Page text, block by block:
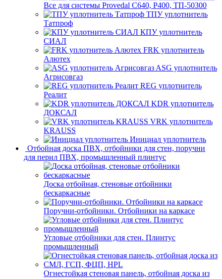
Все для системы Provedal С640, Р400, ТП-50300
ТПУ уплотнитель
Татпроф
КПУ уплотнитель
СИАЛ
FRK уплотнитель
Алютех
ASG уплотнитель
Агрисовгаз
REG уплотнитель
Реалит
KDR уплотнитель
ДОКСАЛ
VRK уплотнитель
KRAUSS
Инициал уплотнитель
Отбойная доска ПВХ, отбойники для стен, поручни
для перил ПВХ, промышленный плинтус
Доска отбойная, стеновые отбойники
бескаркасные
Поручни-отбойники. Отбойники на каркасе
Угловые отбойники для стен. Плинтус
промышленный
Огнестойкая стеновая панель, отбойная доска из